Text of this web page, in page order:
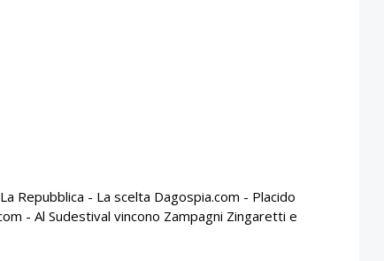
Repubblica - La scelta Dagospia.com - Placido
- Al Sudestival vincono Zampagni Zingaretti e